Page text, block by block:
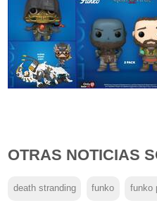
OTRAS NOTICIAS
death stranding funko funko